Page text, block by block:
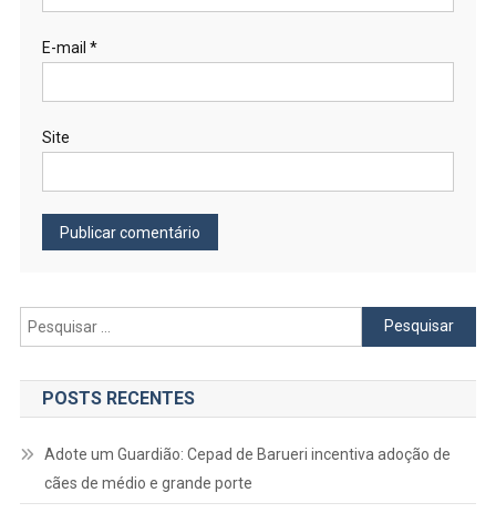
E-mail *
Site
Pesquisar
por:
POSTS RECENTES
Adote um Guardião: Cepad de Barueri incentiva adoção de
cães de médio e grande porte